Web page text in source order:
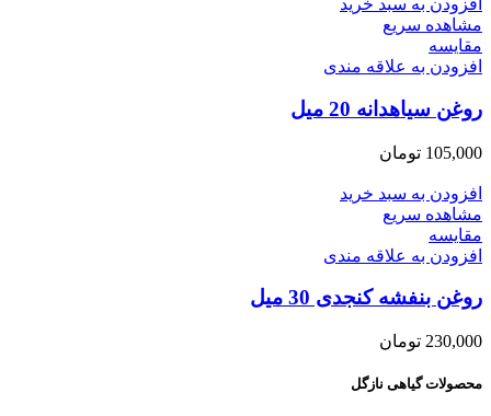
افزودن به سبد خرید
مشاهده سریع
مقایسه
افزودن به علاقه مندی
روغن سیاهدانه 20 میل
105,000 تومان
افزودن به سبد خرید
مشاهده سریع
مقایسه
افزودن به علاقه مندی
روغن بنفشه کنجدی 30 میل
230,000 تومان
محصولات گیاهی نازگل